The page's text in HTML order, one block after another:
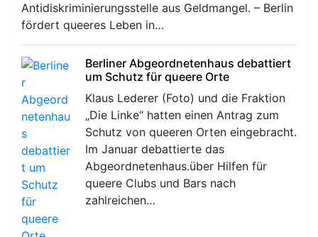
Antidiskriminierungsstelle aus Geldmangel. – Berlin
fördert queeres Leben in…
Berliner Abgeordnetenhaus debattiert
um Schutz für queere Orte
Klaus Lederer (Foto) und die Fraktion
„Die Linke“ hatten einen Antrag zum
Schutz von queeren Orten eingebracht.
Im Januar debattierte das
Abgeordnetenhaus.über Hilfen für
queere Clubs und Bars nach
zahlreichen…